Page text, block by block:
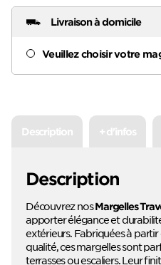
Livraison à domicile
Veuillez choisir votre
Description + d'infos
Description
Découvrez nosMargelles
apporter élégance et
extérieurs. Fabriquées à
qualité, ces margelles sont
terrasses ou escaliers. Leur